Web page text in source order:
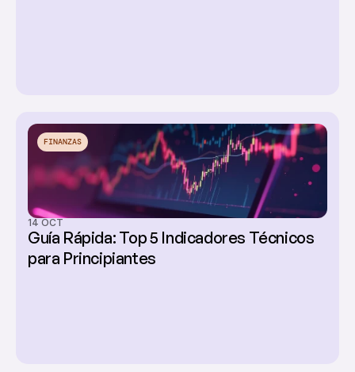
FINANZAS
14 OCT
Guía Rápida: Top 5 Indicadores Técnicos
para Principiantes